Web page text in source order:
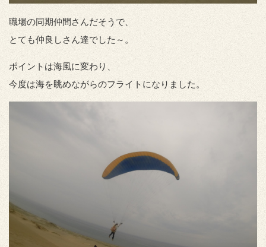
職場の同期仲間さんだそうで、
とても仲良しさん達でした～。
ポイントは海風に変わり、
今度は海を眺めながらのフライトになりました。